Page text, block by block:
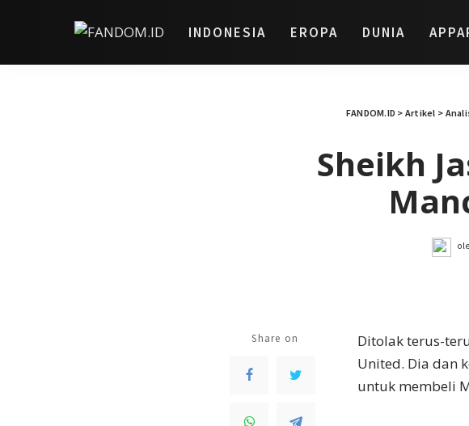
INDONESIA EROPA DUNIA
FANDOM.ID > Artikel >
Sheikh
Share on
Ditolak terus-
United. Dia dan
untuk membeli